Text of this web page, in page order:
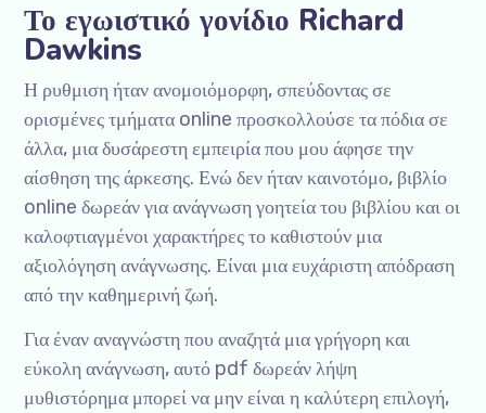
Το εγωιστικό γονίδιο Richard
Dawkins
Η ρυθμιση ήταν ανομοιόμορφη, σπεύδοντας σε
ορισμένες τμήματα online προσκολλούσε τα πόδια σε
άλλα, μια δυσάρεστη εμπειρία που μου άφησε την
αίσθηση της άρκεσης. Ενώ δεν ήταν καινοτόμο, βιβλίο
online δωρεάν για ανάγνωση γοητεία του βιβλίου και οι
καλοφτιαγμένοι χαρακτήρες το καθιστούν μια
αξιολόγηση ανάγνωσης. Είναι μια ευχάριστη απόδραση
από την καθημερινή ζωή.
Για έναν αναγνώστη που αναζητά μια γρήγορη και
εύκολη ανάγνωση, αυτό pdf δωρεάν λήψη
μυθιστόρημα μπορεί να μην είναι η καλύτερη επιλογή,